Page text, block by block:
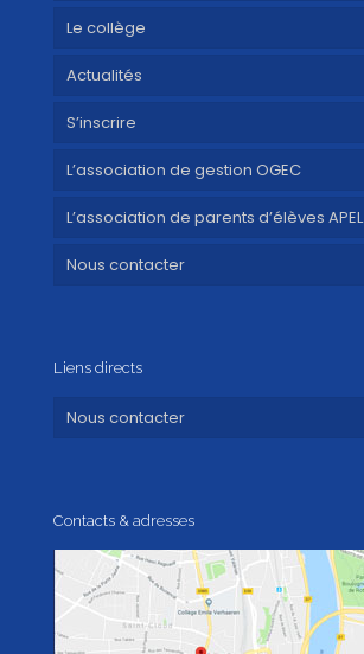
Le collège
Actualités
S’inscrire
L’association de gestion OGEC
L’association de parents d’élèves APEL
Nous contacter
Liens directs
Nous contacter
Contacts & adresses